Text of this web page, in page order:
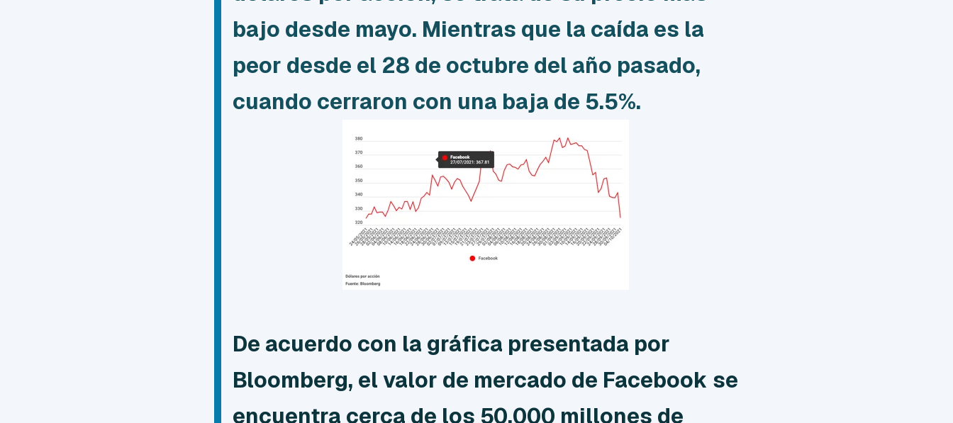
bajo desde mayo. Mientras que la caída es la
peor desde el 28 de octubre del año pasado,
cuando cerraron con una baja de 5.5%.
De acuerdo con la gráfica presentada por
Bloomberg, el valor de mercado de Facebook se
encuentra cerca de los 50,000 millones de